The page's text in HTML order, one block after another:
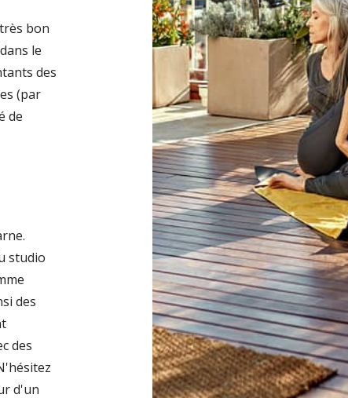
bon
le
des
(par
de
studio
des
des
d'un